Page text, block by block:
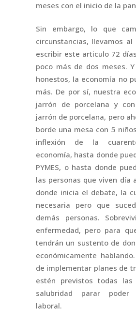
meses con el inicio de la
Sin embargo, lo que
circunstancias, llevamos al
escribir este articulo 72
poco más de dos meses.
honestos, la economía no
más. De por sí, nuestra
jarrón de porcelana y
jarrón de porcelana, pero
borde una mesa con 5
inflexión de la
economía, hasta donde
PYMES, o hasta donde
las personas que viven día
donde inicia el debate, la
necesaria pero que
demás personas.
enfermedad, pero para
tendrán un sustento de
económicamente
de implementar planes de
estén previstos todas las
salubridad parar
laboral.